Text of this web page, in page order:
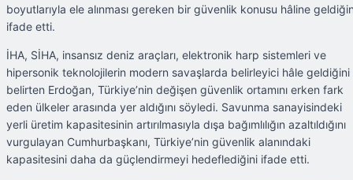
boyutlarıyla ele alınması gereken bir güvenlik konusu hâline
ifade etti.
İHA, SİHA, insansız deniz araçları, elektronik harp sistemleri ve
hipersonik teknolojilerin modern savaşlarda belirleyici hâle geldiğini
belirten Erdoğan, Türkiye’nin değişen güvenlik ortamını erken fark
eden ülkeler arasında yer aldığını söyledi. Savunma sanayisindeki
yerli üretim kapasitesinin artırılmasıyla dışa bağımlılığın azaltıldığını
vurgulayan Cumhurbaşkanı, Türkiye’nin güvenlik alanındaki
kapasitesini daha da güçlendirmeyi hedeflediğini ifade etti.